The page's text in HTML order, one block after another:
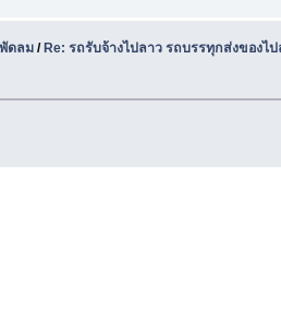
ดลม /Re: รถรับจ้างไปลาว รถบรรทุกส่งของไ